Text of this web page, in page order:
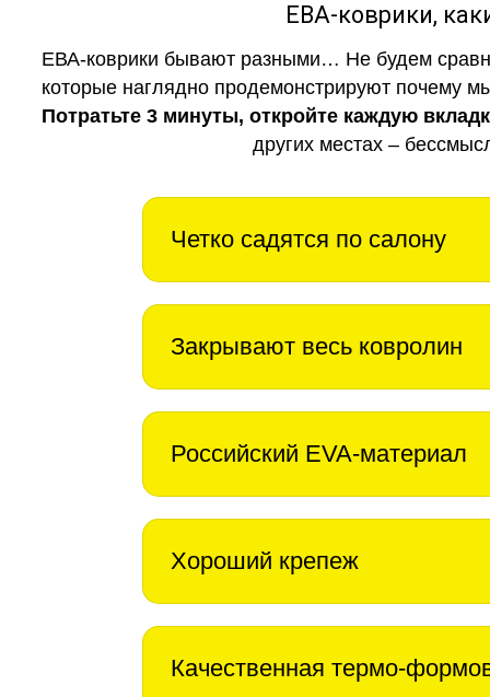
ЕВА-коврики,
ЕВА-коврики бывают разными… Не будем
которые наглядно продемонстрируют почему
Потратьте 3 минуты, откройте каждую
других местах –
Четко садятся по салону
Закрывают весь ковролин
Российский EVA-материал
Хороший крепеж
Качественная термо-